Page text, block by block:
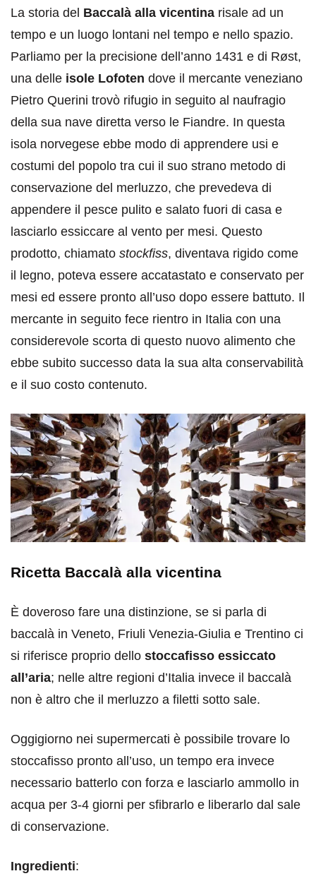
La storia del Baccalà alla vicentina risale ad un
tempo e un luogo lontani nel tempo e nello spazio.
Parliamo per la precisione dell’anno 1431 e di Røst,
una delle isole Lofoten dove il mercante veneziano
Pietro Querini trovò rifugio in seguito al naufragio
della sua nave diretta verso le Fiandre. In questa
isola norvegese ebbe modo di apprendere usi e
costumi del popolo tra cui il suo strano metodo di
conservazione del merluzzo, che prevedeva di
appendere il pesce pulito e salato fuori di casa e
lasciarlo essiccare al vento per mesi. Questo
prodotto, chiamato stockfiss, diventava rigido come
il legno, poteva essere accatastato e conservato per
mesi ed essere pronto all’uso dopo essere battuto. Il
mercante in seguito fece rientro in Italia con una
considerevole scorta di questo nuovo alimento che
ebbe subito successo data la sua alta conservabilità
e il suo costo contenuto.
Ricetta Baccalà alla vicentina
È doveroso fare una distinzione, se si parla di
baccalà in Veneto, Friuli Venezia-Giulia e Trentino ci
si riferisce proprio dello stoccafisso essiccato
all’aria; nelle altre regioni d’Italia invece il baccalà
non è altro che il merluzzo a filetti sotto sale.
Oggigiorno nei supermercati è possibile trovare lo
stoccafisso pronto all’uso, un tempo era invece
necessario batterlo con forza e lasciarlo ammollo in
acqua per 3-4 giorni per sfibrarlo e liberarlo dal sale
di conservazione.
Ingredienti: